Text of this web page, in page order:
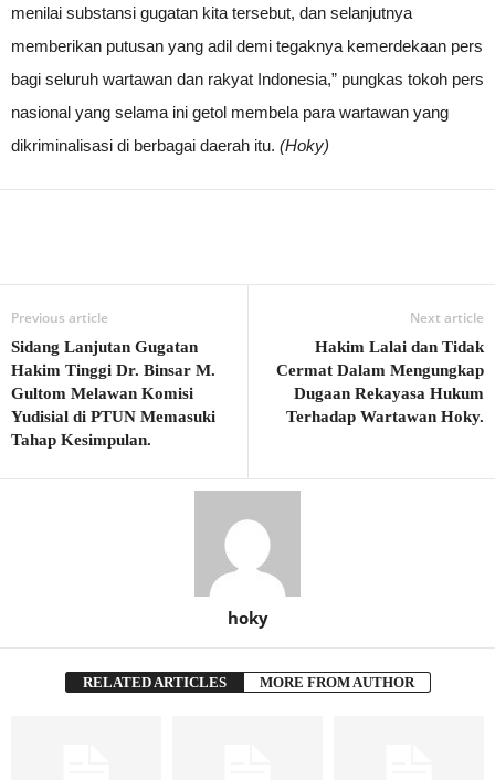
menilai substansi gugatan kita tersebut, dan selanjutnya
memberikan putusan yang adil demi tegaknya kemerdekaan pers
bagi seluruh wartawan dan rakyat Indonesia,” pungkas tokoh pers
nasional yang selama ini getol membela para wartawan yang
dikriminalisasi di berbagai daerah itu. (Hoky)
Previous article
Sidang Lanjutan Gugatan
Hakim Tinggi Dr. Binsar M.
Gultom Melawan Komisi
Yudisial di PTUN Memasuki
Tahap Kesimpulan.
Next article
Hakim Lalai dan Tidak
Cermat Dalam Mengungkap
Dugaan Rekayasa Hukum
Terhadap Wartawan Hoky.
hoky
RELATED ARTICLES MORE FROM AUTHOR